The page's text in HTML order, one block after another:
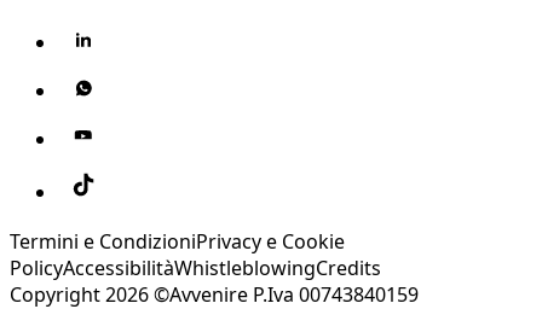
Termini e CondizioniPrivacy e Cookie
PolicyAccessibilitàWhistleblowingCredits
Copyright 2026 ©Avvenire P.Iva 00743840159